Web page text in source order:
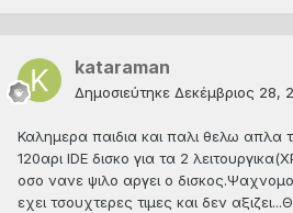
kataraman
Δημοσιεύτηκε Δεκέμβριος 28,
Καλημερα παιδια και παλι θελω απλα
120αρι IDE δισκο για τα 2
οσο νανε ψιλο αργει ο
εχει τσουχτερες τιμες και δεν